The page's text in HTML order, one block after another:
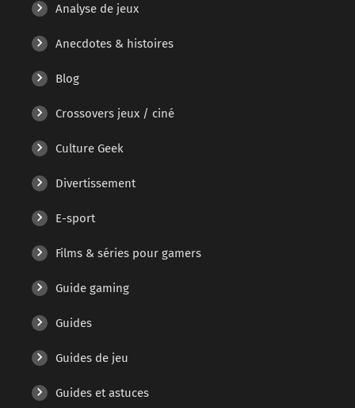
Analyse de jeux
Anecdotes & histoires
Blog
Crossovers jeux / ciné
Culture Geek
Divertissement
E-sport
Films & séries pour gamers
Guide gaming
Guides
Guides de jeu
Guides et astuces